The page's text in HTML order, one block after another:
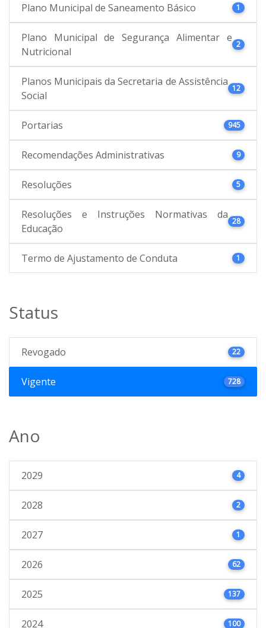
Plano Municipal de Saneamento Básico 1
Plano Municipal de Segurança Alimentar e
Nutricional
2
Planos Municipais da Secretaria de Assistência
Social
12
Portarias 945
Recomendações Administrativas 9
Resoluções 5
Resoluções e Instruções Normativas da
Educação
28
Termo de Ajustamento de Conduta 1
Status
Revogado 22
Vigente 728
Ano
2029 4
2028 2
2027 1
2026 62
2025 137
2024 100